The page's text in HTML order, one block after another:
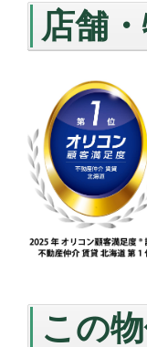
店舗
この